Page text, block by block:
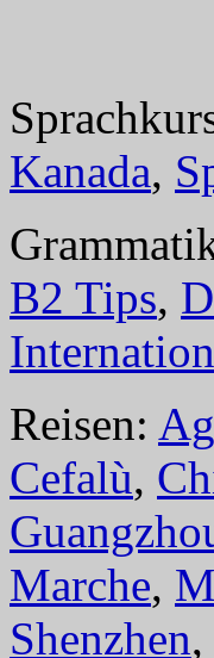
Kanada,
B2 Tips,
Reisen:
Cefalù,
Marche,
Shenzhen,